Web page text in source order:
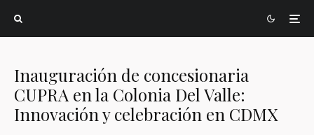
Inauguración de concesionaria
CUPRA en la Colonia Del Valle:
Innovación y celebración en CDMX